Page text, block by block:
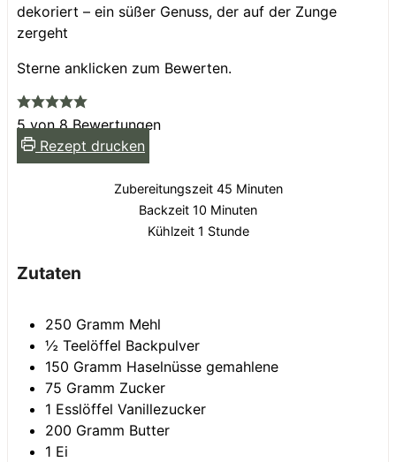
dekoriert – ein süßer Genuss, der auf der Zunge
zergeht
Sterne anklicken zum Bewerten.
5von8Bewertungen
Rezept drucken
Zubereitungszeit 45Minuten
Minuten
Backzeit 10 Minuten
Minuten
Kühlzeit 1 Stunde
Stunde
Zutaten
250 Gramm Mehl
½ Teelöffel Backpulver
150 Gramm Haselnüsse gemahlene
75 Gramm Zucker
1 Esslöffel Vanillezucker
200 Gramm Butter
1 Ei